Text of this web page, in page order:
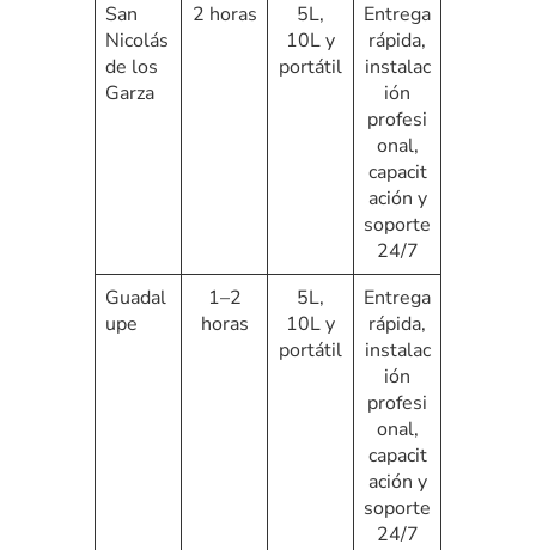
San
Nicolás
de los
Garza
2 horas
5L,
10L y
portátil
Entrega
rápida,
instalac
ión
profesi
onal,
capacit
ación y
soporte
24/7
Guadal
upe
1–2
horas
5L,
10L y
portátil
Entrega
rápida,
instalac
ión
profesi
onal,
capacit
ación y
soporte
24/7